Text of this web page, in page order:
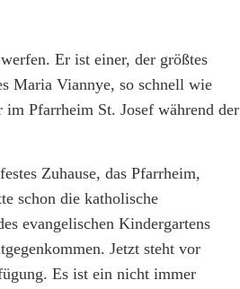
Er ist einer, der größtes
Maria Viannye, so schnell wie
Pfarrheim St. Josef während der
Zuhause, das Pfarrheim,
schon die katholische
evangelischen Kindergartens
Jetzt steht vor
Es ist ein nicht immer